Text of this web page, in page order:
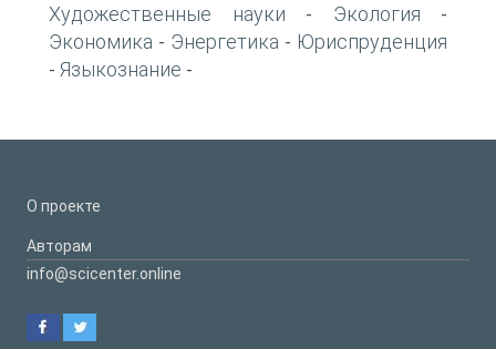
Художественные науки - Экология -
Экономика - Энергетика - Юриспруденция
- Языкознание -
О проекте
Авторам
info@scicenter.online